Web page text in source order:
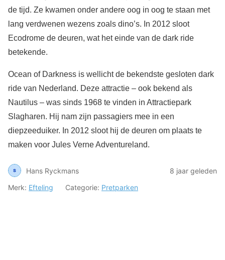
de tijd. Ze kwamen onder andere oog in oog te staan met
lang verdwenen wezens zoals dino’s. In 2012 sloot
Ecodrome de deuren, wat het einde van de dark ride
betekende.
Ocean of Darkness is wellicht de bekendste gesloten dark
ride van Nederland. Deze attractie – ook bekend als
Nautilus – was sinds 1968 te vinden in Attractiepark
Slagharen. Hij nam zijn passagiers mee in een
diepzeeduiker. In 2012 sloot hij de deuren om plaats te
maken voor Jules Verne Adventureland.
Hans Ryckmans
8 jaar geleden
Merk: Efteling Categorie: Pretparken